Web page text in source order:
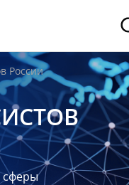
России
сферы